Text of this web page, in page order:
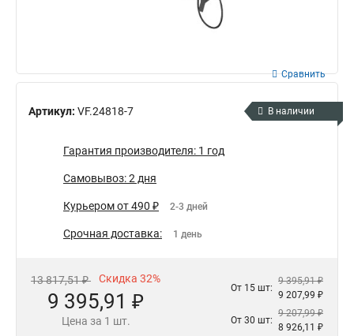
Артикул: VF.24818-7
Сравнить
В наличии
Гарантия производителя: 1 год
Самовывоз: 2 дня
Курьером от 490 ₽ 2-3 дней
Срочная доставка: 1 день
13 817,51 ₽ Скидка 32%
9 395,91 ₽
Цена за 1 шт.
От 15 шт:
9 395,91 ₽
9 207,99 ₽
От 30 шт:
9 207,99 ₽
8 926,11 ₽